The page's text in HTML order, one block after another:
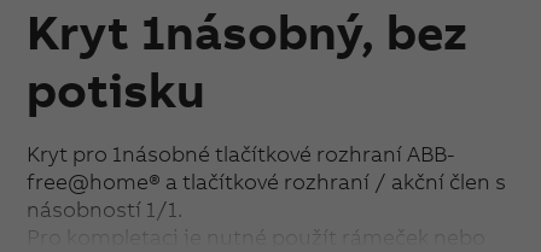
Kryt 1násobný, bez
potisku
Kryt pro 1násobné tlačítkové rozhraní ABB-
free@home® a tlačítkové rozhraní / akční člen s
násobností 1/1.
Pro kompletaci je nutné použít rámeček nebo